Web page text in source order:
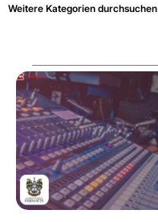
Weitere Kategorien durchsuchen